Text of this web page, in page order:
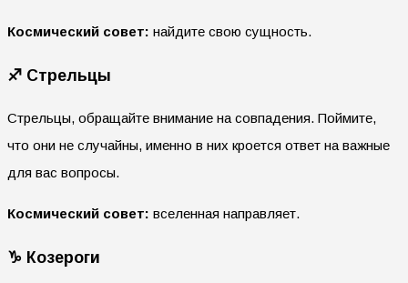
Космический совет: найдите свою сущность.
♐ Стрельцы
Стрельцы, обращайте внимание на совпадения. Поймите,
что они не случайны, именно в них кроется ответ на важные
для вас вопросы.
Космический совет: вселенная направляет.
♑ Козероги